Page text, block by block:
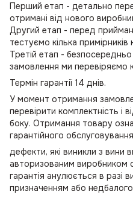
Перший етап - детально
отримані від нового
Другий етап - перед
тестуємо кілька
Третій етап -
замовлення ми
Термін гарантії 14 днів.
У момент отримання
перевірити комплектність і
боку. Отримання товару
гарантійного
дефекти, які виникли з вини
авторизованим виробником
гарантія анулюється в разі
призначенням або